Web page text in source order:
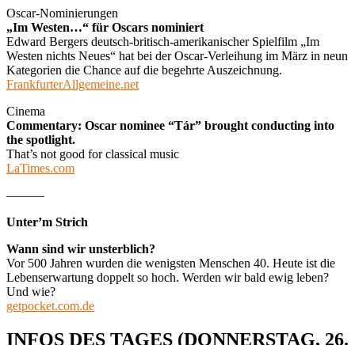
Oscar-Nominierungen
„Im Westen…“ für Oscars nominiert
Edward Bergers deutsch-britisch-amerikanischer Spielfilm „Im
Westen nichts Neues“ hat bei der Oscar-Verleihung im März in neun
Kategorien die Chance auf die begehrte Auszeichnung.
FrankfurterAllgemeine.net
Cinema
Commentary: Oscar nominee “Tár” brought conducting into
the spotlight.
That’s not good for classical music
LaTimes.com
———
Unter’m Strich
Wann sind wir unsterblich?
Vor 500 Jahren wurden die wenigsten Menschen 40. Heute ist die
Lebenserwartung doppelt so hoch. Werden wir bald ewig leben?
Und wie?
getpocket.com.de
INFOS DES TAGES (DONNERSTAG, 26.